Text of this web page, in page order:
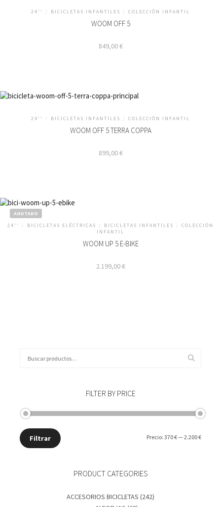
producto
24'' / BICICLETAS INFANTILES / COLECCIÓN INFANTIL
WOOM OFF 5
849,00€
24'' / BICICLETAS INFANTILES / COLECCIÓN INFANTIL
WOOM OFF 5 TERRA COPPA
899,00€
AGOTADO
24''
/ BICICLETAS ELÉCTRICAS / BICICLETAS INFANTILES /
COLECCIÓN
INFANTIL
WOOM UP 5 E-BIKE
2.199,00€
FILTER BY PRICE
Precio
Precio
Filtrar Precio: 370 €—2.200 €
PRODUCT CATEGORIES
ACCESORIOS BICICLETAS (242)